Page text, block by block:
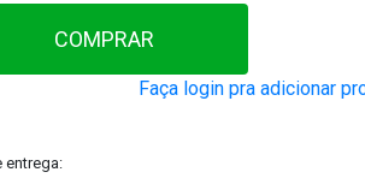
COMPRAR
Faça login pra adicionar
entrega: